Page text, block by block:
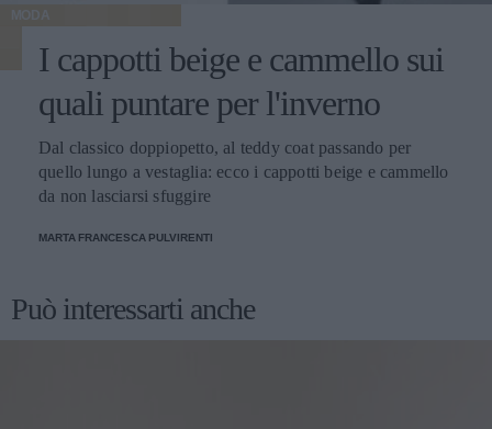
MODA
I cappotti beige e cammello sui
quali puntare per l'inverno
Dal classico doppiopetto, al teddy coat passando per
quello lungo a vestaglia: ecco i cappotti beige e cammello
da non lasciarsi sfuggire
MARTA FRANCESCA PULVIRENTI
Può interessarti anche